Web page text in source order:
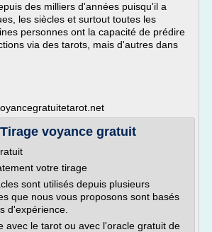
des milliers d'années puisqu'il a
les siècles et surtout toutes les
personnes ont la capacité de prédire
via des tarots, mais d'autres dans
voyance gratuit
votre tirage
sont utilisés depuis plusieurs
que nous vous proposons sont basés
d'expérience.
avec le tarot ou avec l'oracle gratuit de